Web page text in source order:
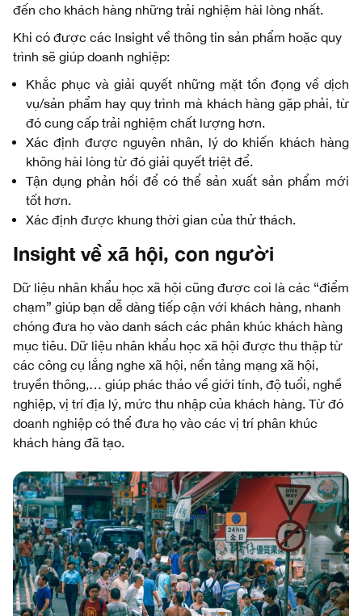
đến cho khách hàng những trải nghiệm hài lòng nhất.
Khi có được các Insight về thông tin sản phẩm hoặc quy
trình sẽ giúp doanh nghiệp:
Khắc phục và giải quyết những mặt tồn đọng về dịch
vụ/sản phẩm hay quy trình mà khách hàng gặp phải, từ
đó cung cấp trải nghiệm chất lượng hơn.
Xác định được nguyên nhân, lý do khiến khách hàng
không hài lòng từ đó giải quyết triệt để.
Tận dụng phản hồi để có thể sản xuất sản phẩm mới
tốt hơn.
Xác định được khung thời gian của thử thách.
Insight về xã hội, con người
Dữ liệu nhân khẩu học xã hội cũng được coi là các “điểm
chạm” giúp bạn dễ dàng tiếp cận với khách hàng, nhanh
chóng đưa họ vào danh sách các phân khúc khách hàng
mục tiêu. Dữ liệu nhân khẩu học xã hội được thu thập từ
các công cụ lắng nghe xã hội, nền tảng mạng xã hội,
truyền thông,… giúp phác thảo về giới tính, độ tuổi, nghề
nghiệp, vị trí địa lý, mức thu nhập của khách hàng. Từ đó
doanh nghiệp có thể đưa họ vào các vị trí phân khúc
khách hàng đã tạo.